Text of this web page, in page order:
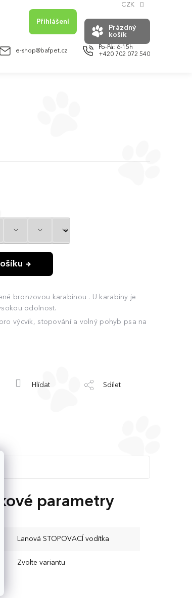
+420 702 072 540
e-shop@bafpet.cz
CZK
Přihlášení
NÁKUPNÍ
KOŠÍK
Prázdný
košík
bronzovou karabinou . U karabiny je
odolnost.
výcvik, stopování a volný pohyb psa na
Hlídat Sdílet
parametry
Lanová STOPOVACÍ vodítka
Zvolte variantu